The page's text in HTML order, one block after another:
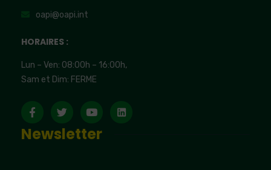
oapi@oapi.int
HORAIRES :
Lun – Ven: 08:00h – 16:00h,
Sam et Dim: FERME
Newsletter